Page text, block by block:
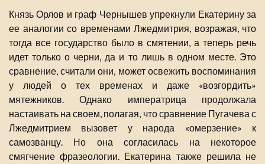
Князь Орлов и граф Чернышев упрекнули Екатерину за
ее аналогии со временами Лжедмитрия, возражая, что
тогда все государство было в смятении, а теперь речь
идет только о черни, да и то лишь в одном месте. Это
сравнение, считали они, может освежить воспоминания
у людей о тех временах и даже «возгордить»
мятежников. Однако императрица продолжала
настаивать на своем, полагая, что сравнение Пугачева с
Лжедмитрием вызовет у народа «омерзение» к
самозванцу. Но она согласилась на некоторое
смягчение фразеологии. Екатерина также решила не